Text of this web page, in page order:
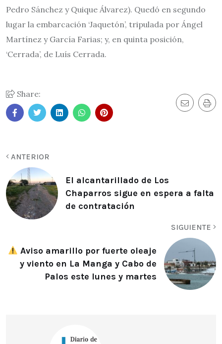
Pedro Sánchez y Quique Álvarez). Quedó en segundo
lugar la embarcación ‘Jaquetón’, tripulada por Ángel
Martínez y García Farias; y, en quinta posición,
‘Cerrada’, de Luís Cerrada.
Share:
ANTERIOR
El alcantarillado de Los
Chaparros sigue en espera a falta
de contratación
SIGUIENTE
Aviso amarillo por fuerte oleaje
y viento en La Manga y Cabo de
Palos este lunes y martes